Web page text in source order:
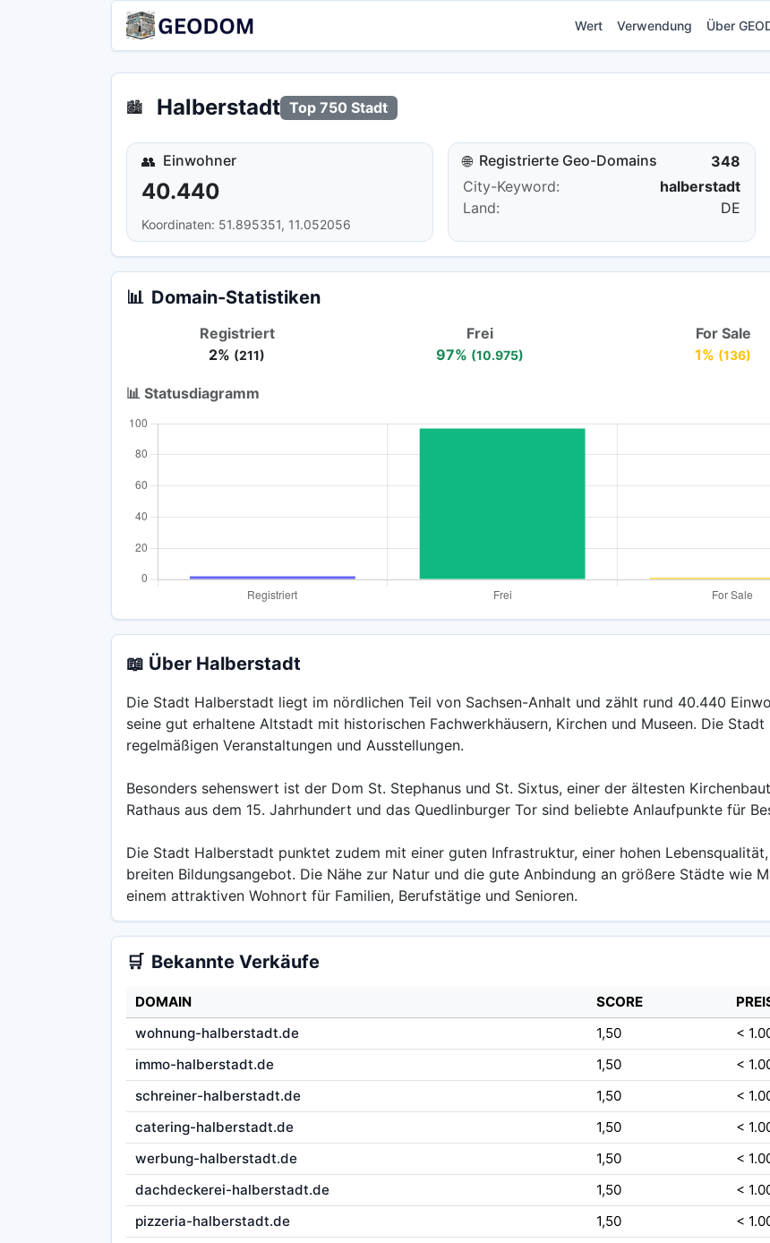
Wert Verwendung Über
🏙️ Halberstadt Top 750 Stadt
👥 Einwohner
40.440
Koordinaten: 51.895351, 11.052056
🌐 Registrierte Geo-Domains
348
City-Keyword:
halberstadt
Land:
DE
📊 Domain-Statistiken
Registriert
2% (211)
Frei
97% (10.975)
For Sale
1% (136)
📊 Statusdiagramm
📖 Über Halberstadt
Die Stadt Halberstadt liegt im nördlichen Teil von Sachsen-Anhalt und zählt rund 40.440
seine gut erhaltene Altstadt mit historischen Fachwerkhäusern, Kirchen und Museen. Die
regelmäßigen Veranstaltungen und Ausstellungen.
Besonders sehenswert ist der Dom St. Stephanus und St. Sixtus, einer der ältesten
Rathaus aus dem 15. Jahrhundert und das Quedlinburger Tor sind beliebte Anlaufpunkte für
Die Stadt Halberstadt punktet zudem mit einer guten Infrastruktur, einer hohen
breiten Bildungsangebot. Die Nähe zur Natur und die gute Anbindung an größere Städte wie
einem attraktiven Wohnort für Familien, Berufstätige und Senioren.
🛒 Bekannte Verkäufe
DOMAIN SCORE
wohnung-halberstadt.de
1,50 <
immo-halberstadt.de
1,50 <
schreiner-halberstadt.de
1,50 <
catering-halberstadt.de
1,50 <
werbung-halberstadt.de
1,50 <
dachdeckerei-halberstadt.de
1,50 <
pizzeria-halberstadt.de
1,50 <